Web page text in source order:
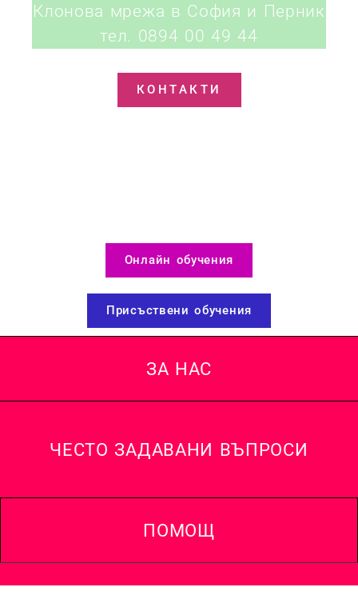
Клонова мрежа в София и Перник
тел. 0894 00 49 44
КОНТАКТИ
Онлайн обучения
Присъствени обучения
ЗА НАС
ЧЕСТО ЗАДАВАНИ ВЪПРОСИ
ПОМОЩ